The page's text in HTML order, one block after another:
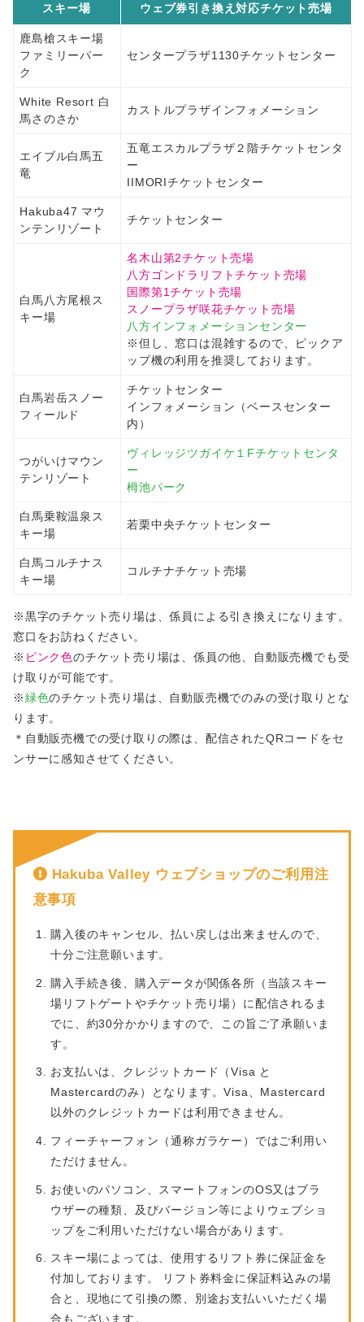
スキー場 ウェブ券引き換え対応チケット売場
鹿島槍スキー場
ファミリーパー
ク
センタープラザ1130チケットセンター
White Resort 白
馬さのさか
カストルプラザインフォメーション
エイブル白馬五
竜
五竜エスカルプラザ２階チケットセンタ
ー
IIMORIチケットセンター
Hakuba47 マウ
ンテンリゾート
チケットセンター
白馬八方尾根ス
キー場
名木山第2チケット売場
八方ゴンドラリフトチケット売場
国際第1チケット売場
スノープラザ咲花チケット売場
八方インフォメーションセンター
※但し、窓口は混雑するので、ピックア
ップ機の利用を推奨しております。
白馬岩岳スノー
フィールド
チケットセンター
インフォメーション（ベースセンター
内）
つがいけマウン
テンリゾート
ヴィレッジツガイケ１Fチケットセンタ
ー
栂池パーク
白馬乗鞍温泉ス
キー場
若栗中央チケットセンター
白馬コルチナス
キー場
コルチナチケット売場
※黒字のチケット売り場は、係員による引き換えになります。
窓口をお訪ねください。
※ ピンク色のチケット売り場は、係員の他、自動販売機でも受
け取りが可能です。
※緑色のチケット売り場は、自動販売機でのみの受け取りとな
ります。
＊自動販売機での受け取りの際は、配信されたQRコードをセ
ンサーに感知させてください。
Hakuba Valley ウェブショップのご利用注
意事項
購入後のキャンセル、払い戻しは出来ませんので、
十分ご注意願います。
購入手続き後、購入データが関係各所（当該スキー
場リフトゲートやチケット売り場）に配信されるま
でに、約30分かかりますので、この旨ご了承願いま
す。
お支払いは、クレジットカード（Visa と
Mastercardのみ）となります。Visa、Mastercard
以外のクレジットカードは利用できません。
フィーチャーフォン（通称ガラケー）ではご利用い
ただけません。
お使いのパソコン、スマートフォンのOS又はブラ
ウザーの種類、及びバージョン等によりウェブショ
ップをご利用いただけない場合があります。
スキー場によっては、使用するリフト券に保証金を
付加しております。 リフト券料金に保証料込みの場
合と、現地にて引換の際、別途お支払いいただく場
合もございます。